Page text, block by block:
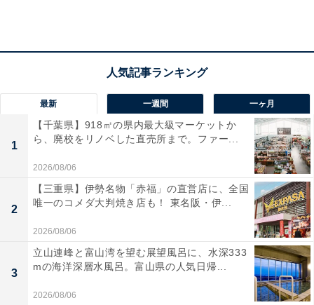
交際費：1万5000円
電気代：7000円
ガス代：8000円
水道代：7500円
その他：ローン返済額3万6000円
今後について、「将来、こどもが、もう一人増えるの
で、家でも出来る仕事をして、生活の足しに出きるくら
い収入を上げたい」と話していました。
最新 一週間 一ヶ月
1
【千葉県】918㎡の県内最大級マーケットか
ら、廃校をリノベした直売所まで。ファー...
2026/08/06
2
【三重県】伊勢名物「赤福」の直営店に、全国
唯一のコメダ大判焼き店も！ 東名阪・伊...
2026/08/06
3
立山連峰と富山湾を望む展望風呂に、水深333
mの海洋深層水風呂。富山県の人気日帰...
2026/08/06